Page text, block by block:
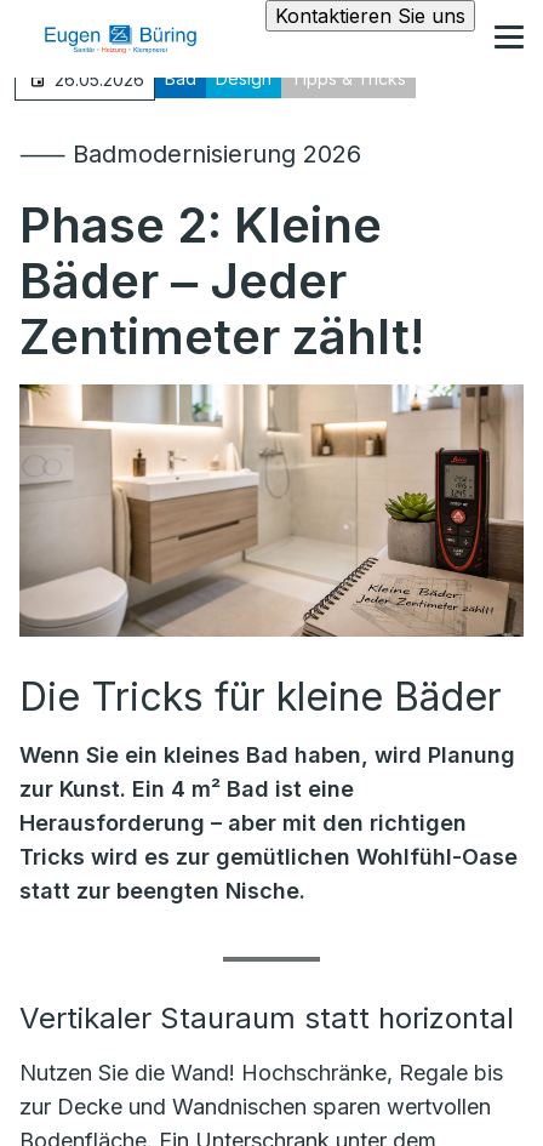
Kontaktieren Sie uns
26.05.2026 Bad Design Tipps & Tricks
⸺ Badmodernisierung 2026
Phase 2: Kleine
Bäder ‒ Jeder
Zentimeter zählt!
Die Tricks für kleine Bäder
Wenn Sie ein kleines Bad haben, wird Planung
zur Kunst. Ein 4 m² Bad ist eine
Herausforderung – aber mit den richtigen
Tricks wird es zur gemütlichen Wohlfühl-Oase
statt zur beengten Nische.
Vertikaler Stauraum statt horizontal
Nutzen Sie die Wand! Hochschränke, Regale bis
zur Decke und Wandnischen sparen wertvollen
Bodenfläche. Ein Unterschrank unter dem